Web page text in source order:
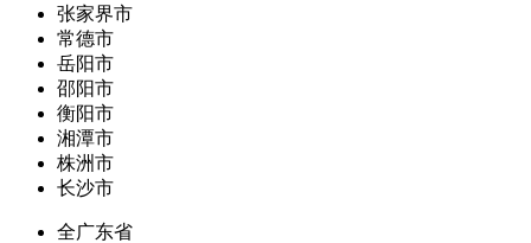
张家界市
常德市
岳阳市
邵阳市
衡阳市
湘潭市
株洲市
长沙市
全广东省